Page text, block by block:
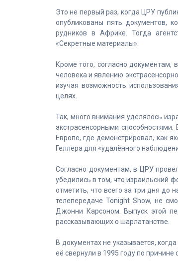
Это не первый раз, когда ЦРУ
опубликованы пять документов,
рудников в Африке. Тогда
«Секретные материалы».
Кроме того, согласно
человека и явлению
изучая возможность
целях.
Так, много внимания уделялось
экстрасенсорными
Европе, где демонстрировал, как
Геллера для «удалённого
Согласно документам, в ЦРУ
убедились в том, что израильский
отметить, что всего за три дня до
телепередаче Tonight Show, не
Джонни Карсоном. Выпуск этой
рассказывающих о шарлатанстве.
В документах не указывается,
её свернули в 1995 году по причине